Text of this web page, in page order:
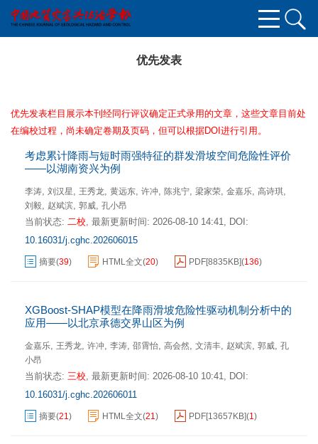
优先发表
优先发表栏目展示本刊经同行评议确定正式录用的文章，这些文章目前处
在编校过程，尚未确定卷期及页码，但可以根据DOI进行引用。
考虑累计降雨与短时雨强特征的群发滑坡空间危险性评价
——以湖南资兴为例
李涛, 刘汉星, 王秀龙, 黄远东, 许冲, 陈兆宁, 梁家荣, 金嘉乐, 高诗琪,
刘毅, 赵斌滨, 郭威, 孔小昂
当前状态: 二校, 最新更新时间: 2026-08-10 14:41, DOI:
10.16031/j.cghc.202606015
摘要(39) HTML全文(20) PDF[8835KB](136)
XGBoost-SHAP模型在降雨滑坡危险性驱动机制分析中的
应用——以北京承德交界山区为例
金嘉乐, 王秀龙, 许冲, 李涛, 邵霄怡, 高会然, 文清丰, 赵斌滨, 郭威, 孔
小昂
当前状态: 三校, 最新更新时间: 2026-08-10 10:41, DOI:
10.16031/j.cghc.202606011
摘要(21) HTML全文(21) PDF[13657KB](1)